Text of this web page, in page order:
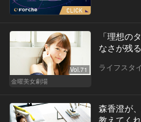
Vol.71
金曜美女劇場
「理想の
なさが残
ライフスタ
森香澄が
教えてく